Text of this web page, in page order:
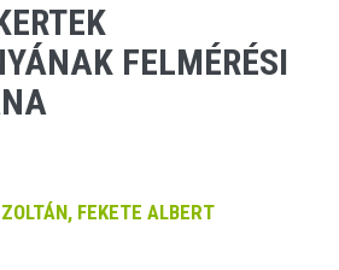
FELMÉRÉSI
FEKETE ALBERT